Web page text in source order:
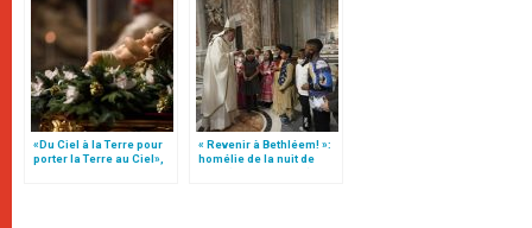
«Du Ciel à la Terre pour
porter la Terre au Ciel»,
« Revenir à Bethléem! »:
homélie de la nuit de
Noël (texte complet)